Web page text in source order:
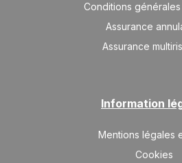
Conditions
Assurance
Assurance
Information
Mentions légales
Cookies